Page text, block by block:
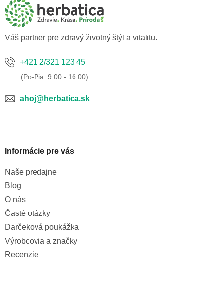
Váš partner pre zdravý životný štýl a vitalitu.
+421 2/321 123 45
ahoj@herbatica.sk
Informácie pre vás
Naše predajne
Blog
O nás
Časté otázky
Darčeková poukážka
Výrobcovia a značky
Recenzie